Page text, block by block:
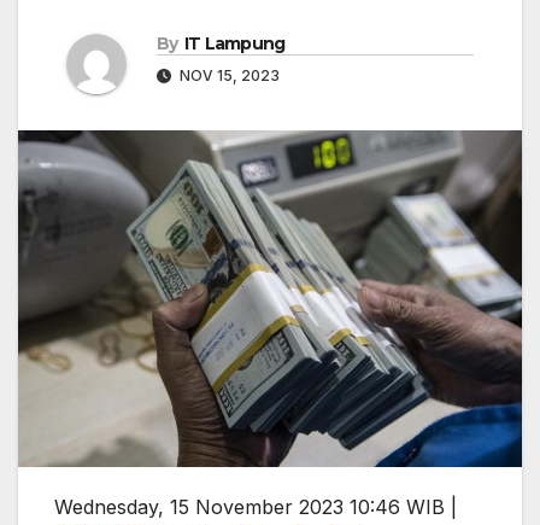
By IT Lampung
NOV 15, 2023
Wednesday, 15 November 2023 10:46 WIB |